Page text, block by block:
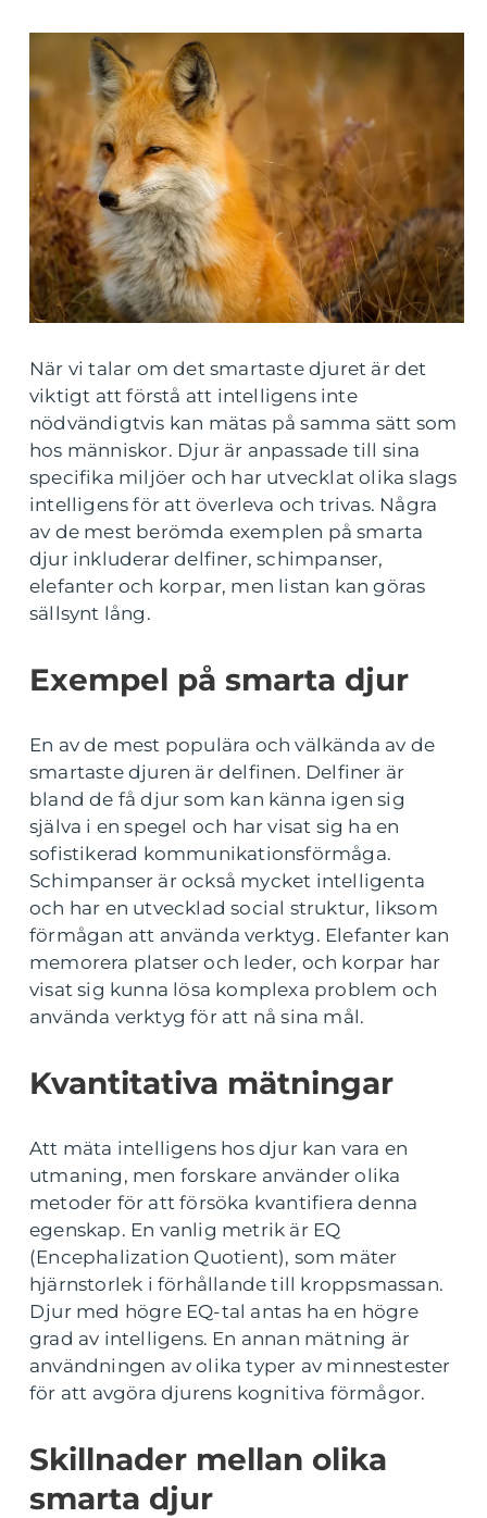
När vi talar om det smartaste djuret är det
viktigt att förstå att intelligens inte
nödvändigtvis kan mätas på samma sätt som
hos människor. Djur är anpassade till sina
specifika miljöer och har utvecklat olika slags
intelligens för att överleva och trivas. Några
av de mest berömda exemplen på smarta
djur inkluderar delfiner, schimpanser,
elefanter och korpar, men listan kan göras
sällsynt lång.
Exempel på smarta djur
En av de mest populära och välkända av de
smartaste djuren är delfinen. Delfiner är
bland de få djur som kan känna igen sig
själva i en spegel och har visat sig ha en
sofistikerad kommunikationsförmåga.
Schimpanser är också mycket intelligenta
och har en utvecklad social struktur, liksom
förmågan att använda verktyg. Elefanter kan
memorera platser och leder, och korpar har
visat sig kunna lösa komplexa problem och
använda verktyg för att nå sina mål.
Kvantitativa mätningar
Att mäta intelligens hos djur kan vara en
utmaning, men forskare använder olika
metoder för att försöka kvantifiera denna
egenskap. En vanlig metrik är EQ
(Encephalization Quotient), som mäter
hjärnstorlek i förhållande till kroppsmassan.
Djur med högre EQ-tal antas ha en högre
grad av intelligens. En annan mätning är
användningen av olika typer av minnestester
för att avgöra djurens kognitiva förmågor.
Skillnader mellan olika
smarta djur